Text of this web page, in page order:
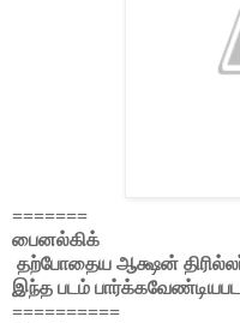
=======
பைனல்கிக்
தற்போதைய ஆக்ஷன்
இந்த படம்
==========